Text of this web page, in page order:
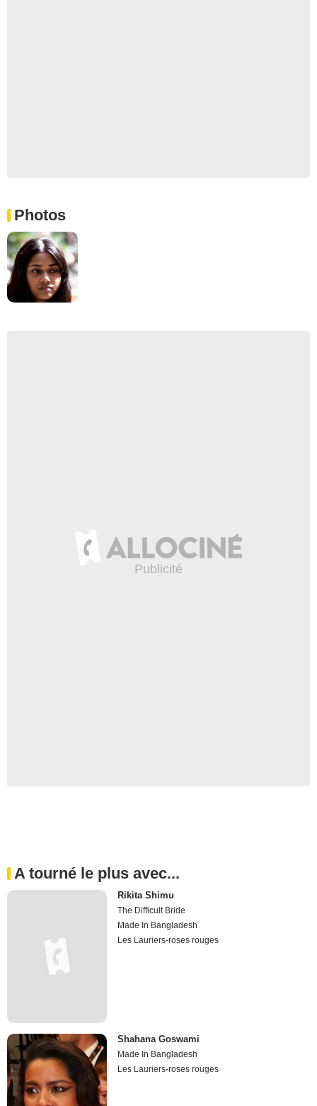
Photos
A tourné le plus avec...
Rikita Shimu
The Difficult Bride
Made In Bangladesh
Les Lauriers-roses rouges
Shahana Goswami
Made In Bangladesh
Les Lauriers-roses rouges